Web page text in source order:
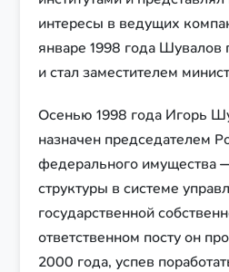
интересы в ведущих
январе 1998 года
и стал заместителем
Осенью 1998 года Игорь
назначен председателем
федерального имущества
структуры в системе
государственной
ответственном посту он
2000 года, успев